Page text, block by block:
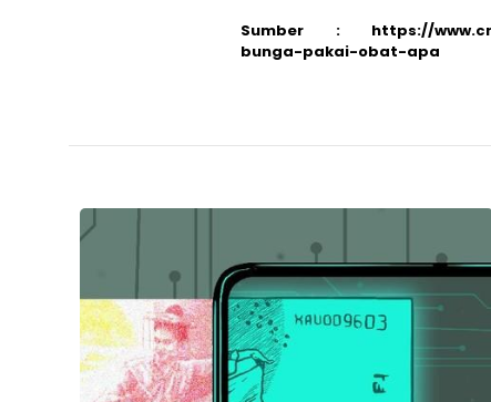
Sumber : https://
bunga-pakai-obat-apa